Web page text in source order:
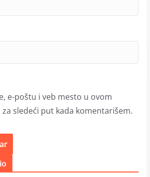
e-poštu i veb mesto u ovom
sledeći put kada komentarišem.